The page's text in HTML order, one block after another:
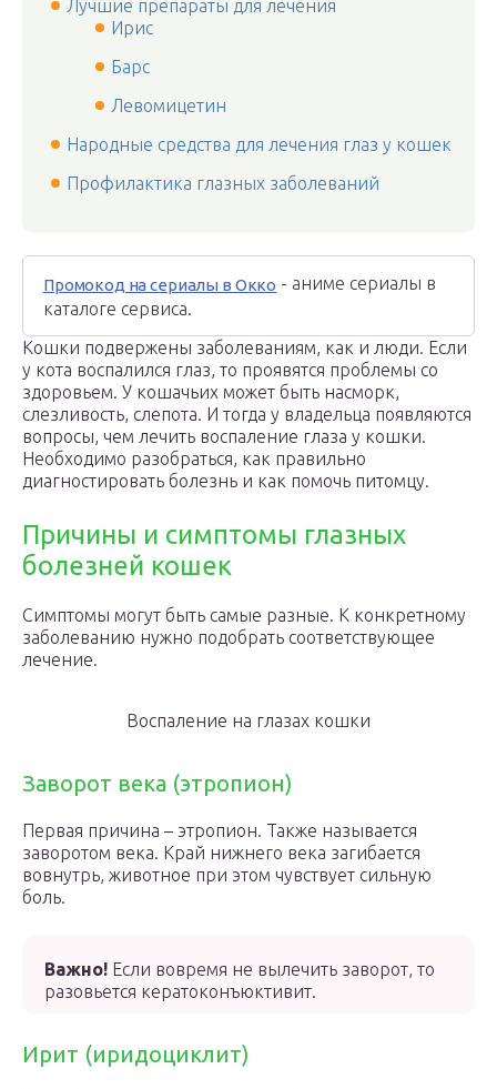
Лучшие препараты для лечения
Ирис
Барс
Левомицетин
Народные средства для лечения глаз у кошек
Профилактика глазных заболеваний
Промокод на сериалы в Окко - аниме сериалы в
каталоге сервиса.
Кошки подвержены заболеваниям, как и люди. Если
у кота воспалился глаз, то проявятся проблемы со
здоровьем. У кошачьих может быть насморк,
слезливость, слепота. И тогда у владельца появляются
вопросы, чем лечить воспаление глаза у кошки.
Необходимо разобраться, как правильно
диагностировать болезнь и как помочь питомцу.
Причины и симптомы глазных
болезней кошек
Симптомы могут быть самые разные. К конкретному
заболеванию нужно подобрать соответствующее
лечение.
Воспаление на глазах кошки
Заворот века (этропион)
Первая причина – этропион. Также называется
заворотом века. Край нижнего века загибается
вовнутрь, животное при этом чувствует сильную
боль.
Важно! Если вовремя не вылечить заворот, то
разовьется кератоконъюктивит.
Ирит (иридоциклит)